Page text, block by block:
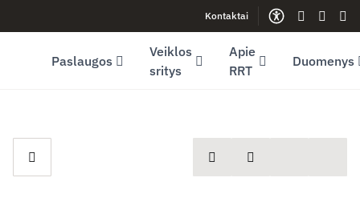
Youtube (opens in new window)Kontaktai
Gestų
Paslaugos
Veiklos
sritys
Apie
RRT
Duomenys
spausdintiDalintis